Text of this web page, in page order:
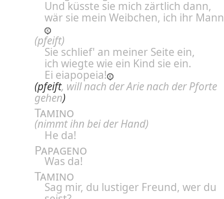
Und küsste sie mich zärtlich dann,
wär sie mein Weibchen, ich ihr
(pfeift)
Sie schlief' an meiner Seite ein,
ich wiegte wie ein Kind sie ein.
Ei eiapopeia!
(pfeift, will nach der Arie nach der Pforte
gehen)
Tamino
(nimmt ihn bei der Hand)
He da!
Papageno
Was da!
Tamino
Sag mir, du lustiger Freund, wer du